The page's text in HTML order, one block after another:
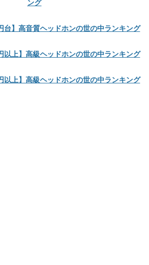
ング
台】高音質ヘッドホンの世の中ランキング
以上】高級ヘッドホンの世の中ランキング
以上】高級ヘッドホンの世の中ランキング